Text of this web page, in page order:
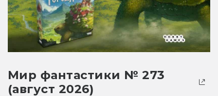
Мир фантастики № 273
(август 2026)